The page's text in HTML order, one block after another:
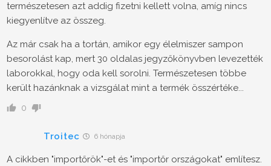
természetesen azt addig fizetni kellett volna, amíg nincs
kiegyenlítve az összeg.
Az már csak ha a tortán, amikor egy élelmiszer sampon
besorolást kap, mert 30 oldalas jegyzőkönyvben levezették
laborokkal, hogy oda kell sorolni. Természetesen többe
került hazánknak a vizsgálat mint a termék összértéke...
0
Troitec 6 hónapja
A cikkben "importőrök"-et és "importőr országokat" említesz.